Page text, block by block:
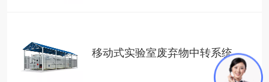
移动式实验室废弃物中转系统